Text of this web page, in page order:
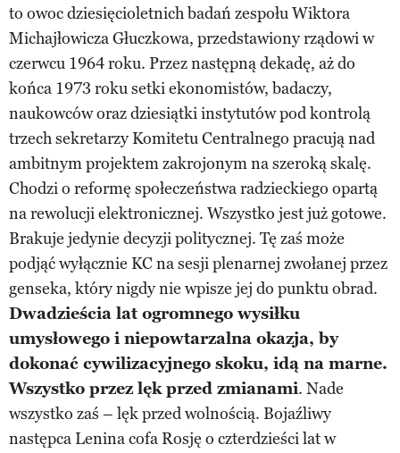
to owoc dziesięcioletnich badań zespołu Wiktora
Michajłowicza Głuczkowa, przedstawiony rządowi w
czerwcu 1964 roku. Przez następną dekadę, aż do
końca 1973 roku setki ekonomistów, badaczy,
naukowców oraz dziesiątki instytutów pod kontrolą
trzech sekretarzy Komitetu Centralnego pracują nad
ambitnym projektem zakrojonym na szeroką skalę.
Chodzi o reformę społeczeństwa radzieckiego opartą
na rewolucji elektronicznej. Wszystko jest już gotowe.
Brakuje jedynie decyzji politycznej. Tę zaś może
podjąć wyłącznie KC na sesji plenarnej zwołanej przez
genseka, który nigdy nie wpisze jej do punktu obrad.
Dwadzieścia lat ogromnego wysiłku
umysłowego i niepowtarzalna okazja, by
dokonać cywilizacyjnego skoku, idą na marne.
Wszystko przez lęk przed zmianami. Nade
wszystko zaś – lęk przed wolnością. Bojaźliwy
następca Lenina cofa Rosję o czterdzieści lat w